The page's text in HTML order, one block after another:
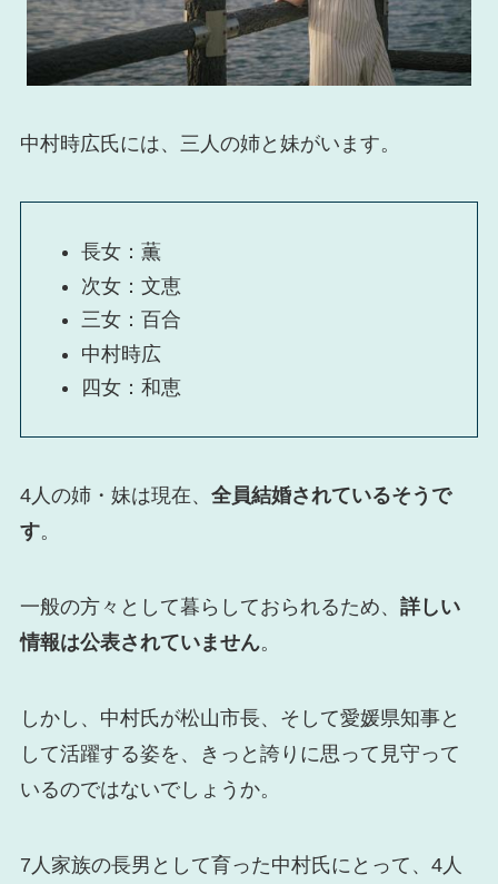
中村時広氏には、三人の姉と妹がいます。
長女：薫
次女：文恵
三女：百合
中村時広
四女：和恵
4人の姉・妹は現在、 全員結婚されているそうで
す。
一般の方々として暮らしておられるため、 詳しい
情報は公表されていません。
しかし、中村氏が松山市長、そして愛媛県知事と
して活躍する姿を、きっと誇りに思って見守って
いるのではないでしょうか。
7人家族の長男として育った中村氏にとって、4人